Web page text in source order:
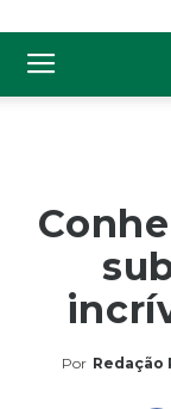
Por Redação